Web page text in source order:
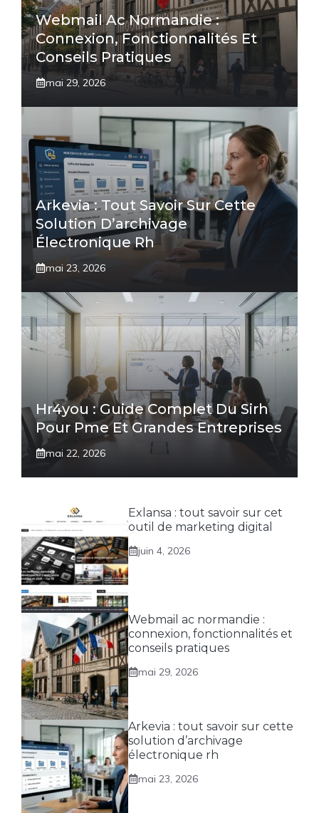
Webmail Ac Normandie :
Connexion, Fonctionnalités Et
Conseils Pratiques
mai 29, 2026
Arkevia : Tout Savoir Sur Cette
Solution D’archivage
Électronique Rh
mai 23, 2026
Hr4you : Guide Complet Du Sirh
Pour Pme Et Grandes Entreprises
mai 22, 2026
Exlansa : tout savoir sur cet
outil de marketing digital
juin 4, 2026
Webmail ac normandie :
connexion, fonctionnalités et
conseils pratiques
mai 29, 2026
Arkevia : tout savoir sur cette
solution d’archivage
électronique rh
mai 23, 2026